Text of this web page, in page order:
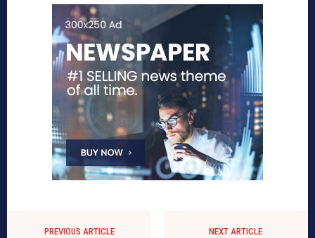
PREVIOUS ARTICLE NEXT ARTICLE